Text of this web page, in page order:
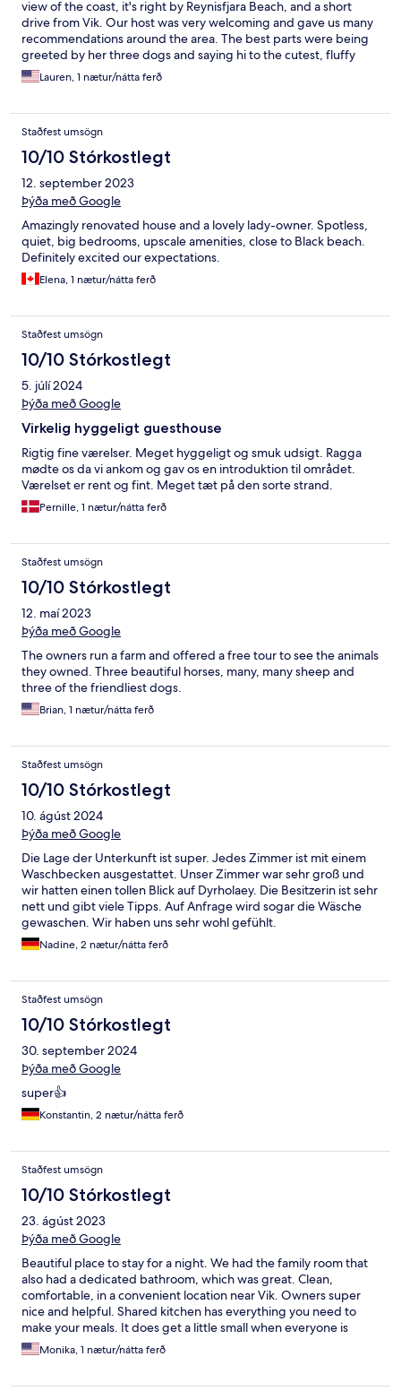
view of the coast, it's right by Reynisfjara Beach, and a short
drive from Vik. Our host was very welcoming and gave us many
recommendations around the area. The best parts were being
greeted by her three dogs and saying hi to the cutest, fluffy
bunnies in the yard! I'd definitely recommend staying here!
Lauren, 1 nætur/nátta ferð
Staðfest umsögn
10/10 Stórkostlegt
12. september 2023
Þýða með Google
Amazingly renovated house and a lovely lady-owner. Spotless,
quiet, big bedrooms, upscale amenities, close to Black beach.
Definitely excited our expectations.
Elena, 1 nætur/nátta ferð
Staðfest umsögn
10/10 Stórkostlegt
5. júlí 2024
Þýða með Google
Virkelig hyggeligt guesthouse
Rigtig fine værelser. Meget hyggeligt og smuk udsigt. Ragga
mødte os da vi ankom og gav os en introduktion til området.
Værelset er rent og fint. Meget tæt på den sorte strand.
Pernille, 1 nætur/nátta ferð
Staðfest umsögn
10/10 Stórkostlegt
12. maí 2023
Þýða með Google
The owners run a farm and offered a free tour to see the animals
they owned. Three beautiful horses, many, many sheep and
three of the friendliest dogs.
Brian, 1 nætur/nátta ferð
Staðfest umsögn
10/10 Stórkostlegt
10. ágúst 2024
Þýða með Google
Die Lage der Unterkunft ist super. Jedes Zimmer ist mit einem
Waschbecken ausgestattet. Unser Zimmer war sehr groß und
wir hatten einen tollen Blick auf Dyrholaey. Die Besitzerin ist sehr
nett und gibt viele Tipps. Auf Anfrage wird sogar die Wäsche
gewaschen. Wir haben uns sehr wohl gefühlt.
Nadine, 2 nætur/nátta ferð
Staðfest umsögn
10/10 Stórkostlegt
30. september 2024
Þýða með Google
super👍
Konstantin, 2 nætur/nátta ferð
Staðfest umsögn
10/10 Stórkostlegt
23. ágúst 2023
Þýða með Google
Beautiful place to stay for a night. We had the family room that
also had a dedicated bathroom, which was great. Clean,
comfortable, in a convenient location near Vik. Owners super
nice and helpful. Shared kitchen has everything you need to
make your meals. It does get a little small when everyone is
there in the morning but it wasn’t a big deal. Highly
recommend!
Monika, 1 nætur/nátta ferð